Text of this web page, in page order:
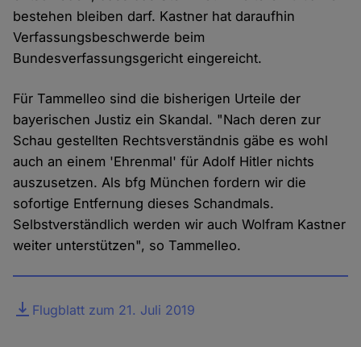
bestehen bleiben darf. Kastner hat daraufhin
Verfassungsbeschwerde beim
Bundesverfassungsgericht eingereicht.
Für Tammelleo sind die bisherigen Urteile der
bayerischen Justiz ein Skandal. "Nach deren zur
Schau gestellten Rechtsverständnis gäbe es wohl
auch an einem 'Ehrenmal' für Adolf Hitler nichts
auszusetzen. Als bfg München fordern wir die
sofortige Entfernung dieses Schandmals.
Selbstverständlich werden wir auch Wolfram Kastner
weiter unterstützen", so Tammelleo.
DateiFlugblatt zum 21. Juli 2019